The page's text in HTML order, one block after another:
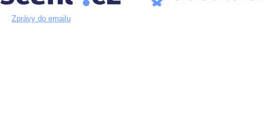
Zprávy do emailu